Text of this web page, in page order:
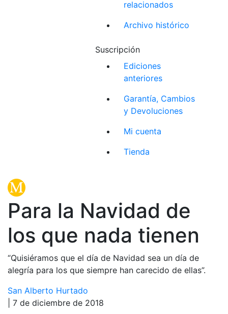
relacionados
Archivo histórico
Suscripción
Ediciones
anteriores
Garantía, Cambios
y Devoluciones
Mi cuenta
Tienda
Para la Navidad de
los que nada tienen
“Quisiéramos que el día de Navidad sea un día de
alegría para los que siempre han carecido de ellas”.
San Alberto Hurtado
| 7 de diciembre de 2018